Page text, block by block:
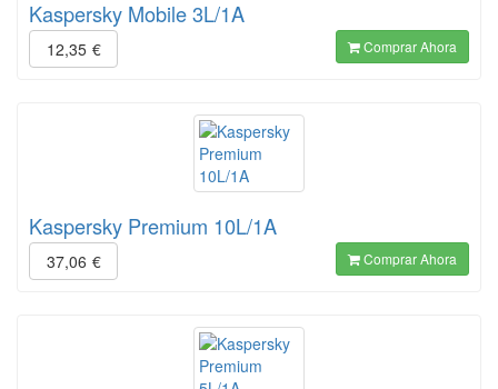
Kaspersky Mobile 3L/1A
12,35 € Comprar Ahora
Kaspersky Premium 10L/1A
37,06 € Comprar Ahora